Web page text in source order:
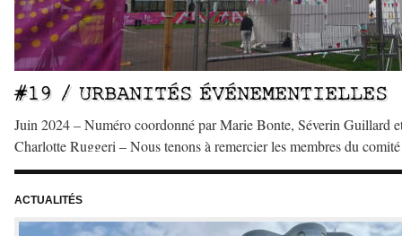
#19 / URBANITÉS ÉVÉNEMENTIELLES
Juin 2024 – Numéro coordonné par Marie Bonte, Séverin Guillard
Charlotte Ruggeri – Nous tenons à remercier les membres du
lecture qui ont participé à l’évaluation des articles de ce numéro et
l’élaboration de celui-ci. – Edito #19 / Saisir la ville au rythme des
ACTUALITÉS